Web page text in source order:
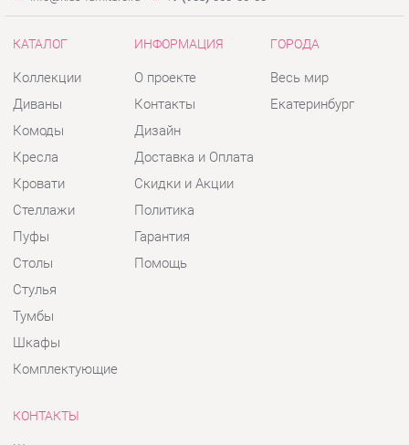
Кресла
Кровати
Стеллажи
Пуфы
Столы
Доставка и Оплата
Скидки и Акции
Политика
Гарантия
Помощь
КОНТАКТЫ
Шоурум и склад самовывоза
Адрес: г. Екатеринбург, пер.
Базовый, 47
Телефон: +7 (903) 000-00-00